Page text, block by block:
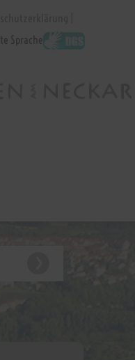
Sprache